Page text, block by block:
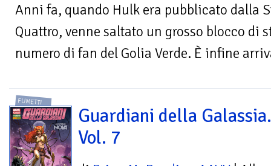
Anni fa, quando Hulk era pubblicato dalla
Quattro, venne saltato un grosso blocco di
numero di fan del Golia Verde. È infine
FUMETTI
Guardiani della Galassia.
Vol. 7